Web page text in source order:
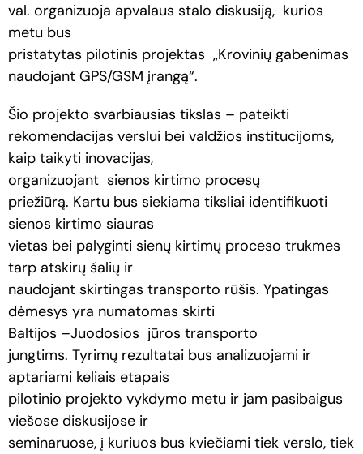
val. organizuoja apvalaus stalo diskusiją, kurios
metu bus
pristatytas pilotinis projektas „Krovinių gabenimas
naudojant GPS/GSM įrangą“.
Šio projekto svarbiausias tikslas – pateikti
rekomendacijas verslui bei valdžios institucijoms,
kaip taikyti inovacijas,
organizuojant sienos kirtimo procesų
priežiūrą. Kartu bus siekiama tiksliai identifikuoti
sienos kirtimo siauras
vietas bei palyginti sienų kirtimų proceso trukmes
tarp atskirų šalių ir
naudojant skirtingas transporto rūšis. Ypatingas
dėmesys yra numatomas skirti
Baltijos –Juodosios jūros transporto
jungtims. Tyrimų rezultatai bus analizuojami ir
aptariami keliais etapais
pilotinio projekto vykdymo metu ir jam pasibaigus
viešose diskusijose ir
seminaruose, į kuriuos bus kviečiami tiek verslo, tiek